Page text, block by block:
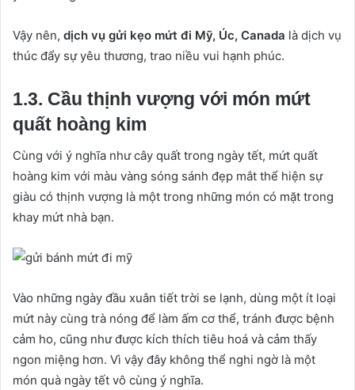
Vậy nên, dịch vụ gửi kẹo mứt đi Mỹ, Úc, Canada là dịch vụ
thúc đẩy sự yêu thương, trao niều vui hạnh phúc.
1.3. Cầu thịnh vượng với món mứt
quất hoàng kim
Cùng với ý nghĩa như cây quất trong ngày tết, mứt quất
hoàng kim với màu vàng sóng sánh đẹp mắt thể hiện sự
giàu có thịnh vượng là một trong những món có mặt trong
khay mứt nhà bạn.
Vào những ngày đầu xuân tiết trời se lạnh, dùng một ít loại
mứt này cùng trà nóng để làm ấm cơ thể, tránh được bệnh
cảm ho, cũng như được kích thích tiêu hoá và cảm thấy
ngon miệng hơn. Vì vậy đây không thể nghi ngờ là một
món quà ngày tết vô cùng ý nghĩa.